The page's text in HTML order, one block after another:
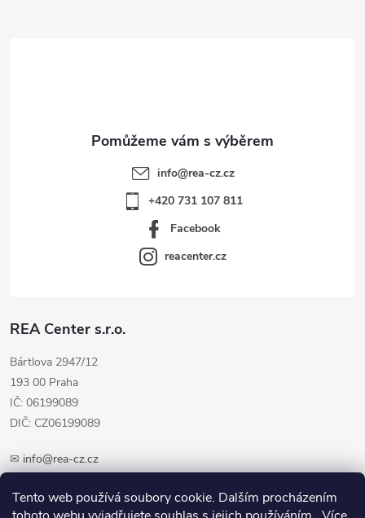
Tento web používá soubory cookie. Dalším procházením
REA Center s.r.o.
Bártlova 2947/12
193 00 Praha
IČ: 06199089
DIČ: CZ06199089
✉ info@rea-cz.cz
info@rea-cz.cz
+420 731 107 811
Facebook
reacenter.cz